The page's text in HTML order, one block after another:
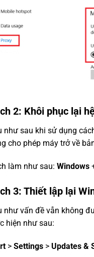
2: Khôi phục lại
như sau khi sử dụng
cho phép máy trở về
làm như sau: Windows
3: Thiết lập lại
như vấn đề vẫn không
hiện như sau:
> Settings > Updates &